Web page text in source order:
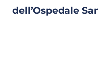
dell’Ospedale